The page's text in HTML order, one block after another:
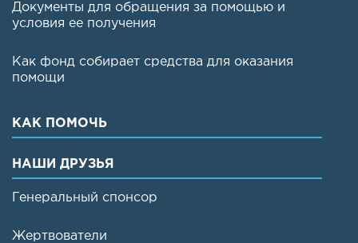
Документы для обращения за помощью и
условия ее получения
Как фонд собирает средства для оказания
помощи
КАК ПОМОЧЬ
НАШИ ДРУЗЬЯ
Генеральный спонсор
Жертвователи